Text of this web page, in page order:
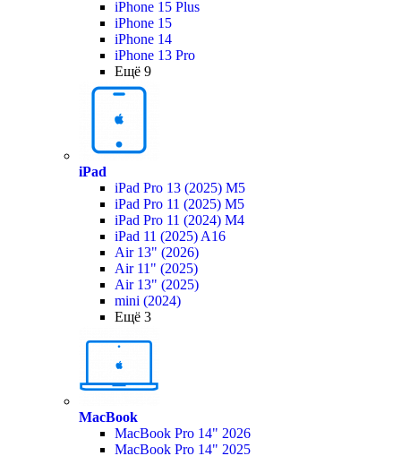
iPhone 15 Plus
iPhone 15
iPhone 14
iPhone 13 Pro
Ещё 9
iPad
iPad Pro 13 (2025) M5
iPad Pro 11 (2025) M5
iPad Pro 11 (2024) M4
iPad 11 (2025) A16
Air 13" (2026)
Air 11" (2025)
Air 13" (2025)
mini (2024)
Ещё 3
MacBook
MacBook Pro 14" 2026
MacBook Pro 14" 2025